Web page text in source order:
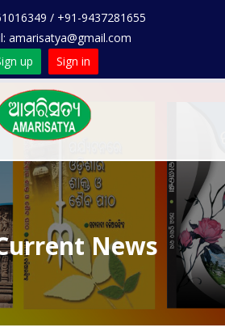
/ +91-9437281655
amarisatya@gmail.com
up
Sign in
News